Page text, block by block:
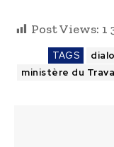
Post Views: 1
TAGS
ministère du